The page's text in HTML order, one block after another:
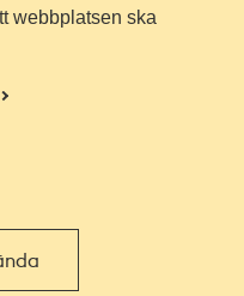
webbplatsen ska